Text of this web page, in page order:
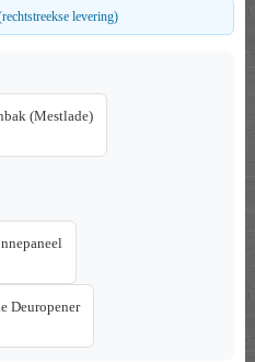
levering)
(Mestlade)
Deuropener